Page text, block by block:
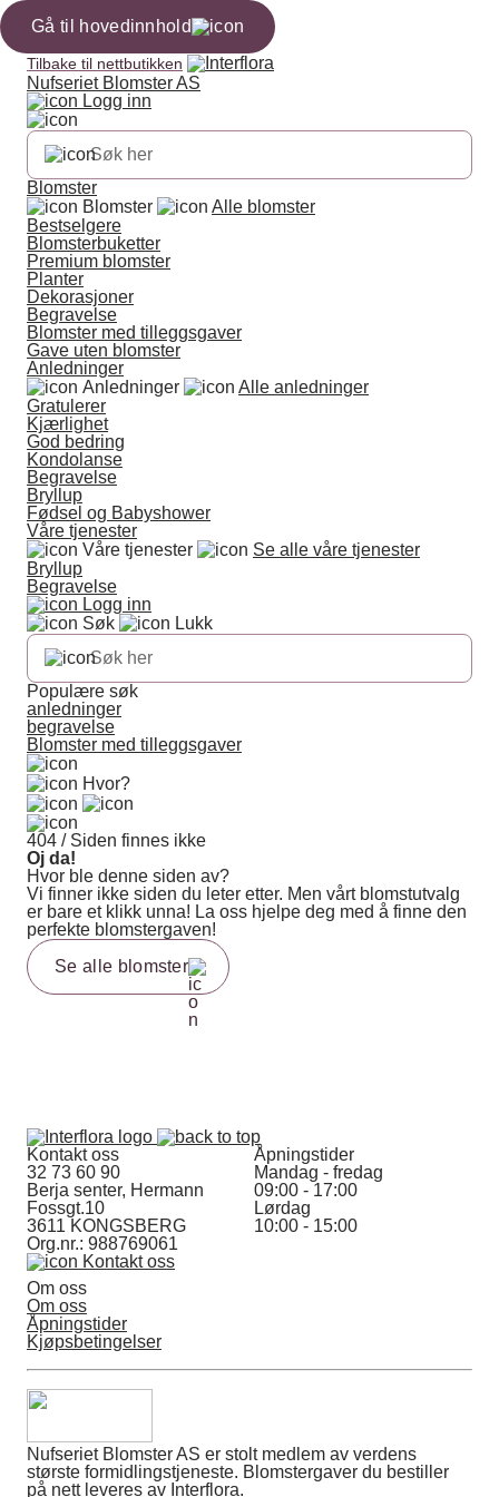
Gå til hovedinnhold
Tilbake til nettbutikken
Nufseriet Blomster AS
Logg inn
Blomster
Blomster
Alle blomster
Bestselgere
Blomsterbuketter
Premium blomster
Planter
Dekorasjoner
Begravelse
Blomster med tilleggsgaver
Gave uten blomster
Anledninger
Anledninger
Alle anledninger
Gratulerer
Kjærlighet
God bedring
Kondolanse
Begravelse
Bryllup
Fødsel og Babyshower
Våre tjenester
Våre tjenester
Se alle våre tjenester
Bryllup
Begravelse
Logg inn
Søk
Lukk
Populære søk
anledninger
begravelse
Blomster med tilleggsgaver
Hvor?
404 / Siden finnes ikke
Oj da!
Hvor ble denne siden av?
Vi finner ikke siden du leter etter. Men vårt blomstutvalg
er bare et klikk unna! La oss hjelpe deg med å finne den
perfekte blomstergaven!
Se alle blomster
Kontakt oss
32 73 60 90
Berja senter, Hermann
Fossgt.10
3611 KONGSBERG
Org.nr.: 988769061
Kontakt oss
Åpningstider
Mandag - fredag
09:00 - 17:00
Lørdag
10:00 - 15:00
Om oss
Om oss
Åpningstider
Kjøpsbetingelser
Nufseriet Blomster AS er stolt medlem av verdens
største formidlingstjeneste. Blomstergaver du bestiller
på nett leveres av Interflora.